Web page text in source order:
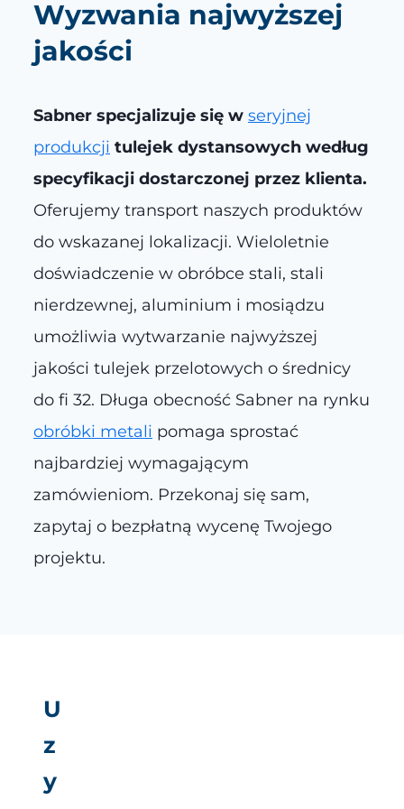
Wyzwania najwyższej
jakości
Sabner specjalizuje się w seryjnej
produkcji tulejek dystansowych według
specyfikacji dostarczonej przez klienta.
Oferujemy transport naszych produktów
do wskazanej lokalizacji. Wieloletnie
doświadczenie w obróbce stali, stali
nierdzewnej, aluminium i mosiądzu
umożliwia wytwarzanie najwyższej
jakości tulejek przelotowych o średnicy
do fi 32. Długa obecność Sabner na rynku
obróbki metali pomaga sprostać
najbardziej wymagającym
zamówieniom. Przekonaj się sam,
zapytaj o bezpłatną wycenę Twojego
projektu.
U
z
y